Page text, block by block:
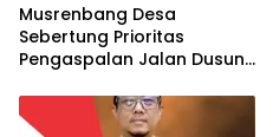
Musrenbang Desa
Sebertung Prioritas
Pengaspalan Jalan Dusun